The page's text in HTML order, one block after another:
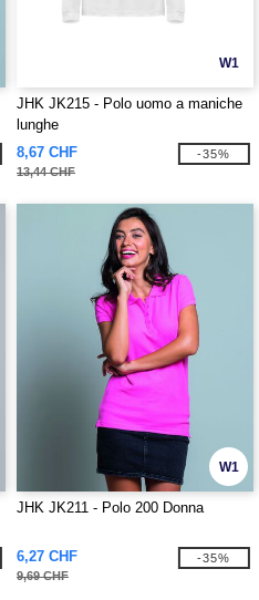
W1
JHK JK215 - Polo uomo a maniche
lunghe
8,67 CHF
13,44 CHF
-35%
W1
JHK JK211 - Polo 200 Donna
6,27 CHF
9,69 CHF
-35%